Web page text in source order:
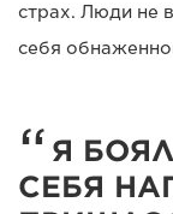
страх. Люди не
себя
Я
СЕБЯ